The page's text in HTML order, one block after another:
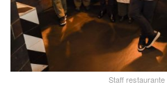
Staff restaurante